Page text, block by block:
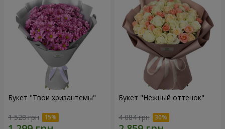
Букет "Твои хризантемы"
1 528 грн
Букет "Нежный оттенок"
4 084 грн